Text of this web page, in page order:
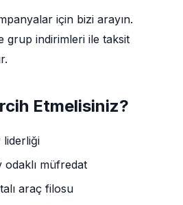
için bizi arayın.
grup indirimleri ile taksit
Etmelisiniz?
liderliği
odaklı müfredat
araç filosu